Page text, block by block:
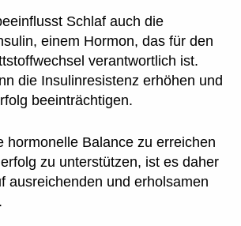
Schlaf auch die
einem Hormon, das für den
verantwortlich ist.
die Insulinresistenz erhöhen und
beeinträchtigen.
hormonelle Balance zu erreichen
zu unterstützen, ist es daher
ausreichenden und erholsamen